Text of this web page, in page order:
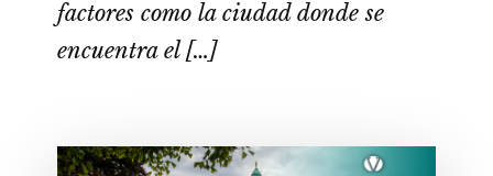
factores como la ciudad donde se
encuentra el […]